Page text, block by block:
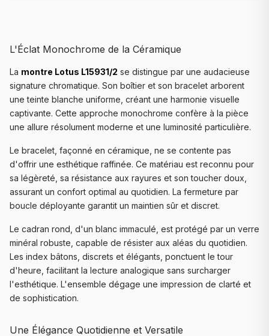
L'Éclat Monochrome de la Céramique
La montre Lotus L15931/2 se distingue par une audacieuse
signature chromatique. Son boîtier et son bracelet arborent
une teinte blanche uniforme, créant une harmonie visuelle
captivante. Cette approche monochrome confère à la pièce
une allure résolument moderne et une luminosité particulière.
Le bracelet, façonné en céramique, ne se contente pas
d'offrir une esthétique raffinée. Ce matériau est reconnu pour
sa légèreté, sa résistance aux rayures et son toucher doux,
assurant un confort optimal au quotidien. La fermeture par
boucle déployante garantit un maintien sûr et discret.
Le cadran rond, d'un blanc immaculé, est protégé par un verre
minéral robuste, capable de résister aux aléas du quotidien.
Les index bâtons, discrets et élégants, ponctuent le tour
d'heure, facilitant la lecture analogique sans surcharger
l'esthétique. L'ensemble dégage une impression de clarté et
de sophistication.
Une Élégance Quotidienne et Versatile